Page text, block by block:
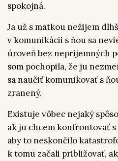
spokojná.
Ja už s matkou nežijem
v komunikácii s ňou sa
úroveň bez nepríjemných
som pochopila, že ju
sa naučiť komunikovať s
zranený.
Existuje vôbec nejaký
ak ju chcem konfrontovať
aby to neskončilo
k tomu začali približovať,